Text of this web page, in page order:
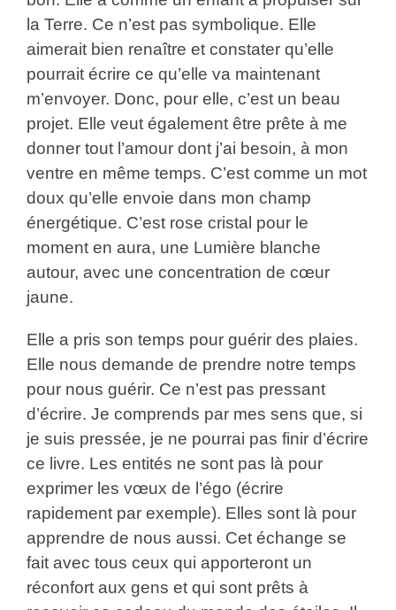
la Terre. Ce n’est pas symbolique. Elle
aimerait bien renaître et constater qu’elle
pourrait écrire ce qu’elle va maintenant
m’envoyer. Donc, pour elle, c’est un beau
projet. Elle veut également être prête à me
donner tout l’amour dont j’ai besoin, à mon
ventre en même temps. C’est comme un mot
doux qu’elle envoie dans mon champ
énergétique. C’est rose cristal pour le
moment en aura, une Lumière blanche
autour, avec une concentration de cœur
jaune.
Elle a pris son temps pour guérir des plaies.
Elle nous demande de prendre notre temps
pour nous guérir. Ce n’est pas pressant
d’écrire. Je comprends par mes sens que, si
je suis pressée, je ne pourrai pas finir d’écrire
ce livre. Les entités ne sont pas là pour
exprimer les vœux de l’égo (écrire
rapidement par exemple). Elles sont là pour
apprendre de nous aussi. Cet échange se
fait avec tous ceux qui apporteront un
réconfort aux gens et qui sont prêts à